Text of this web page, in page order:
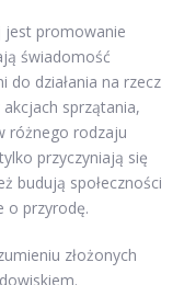
jest promowanie
świadomość
do działania na rzecz
sprzątania,
różnego rodzaju
przyczyniają się
budują społeczności
o przyrodę.
złożonych